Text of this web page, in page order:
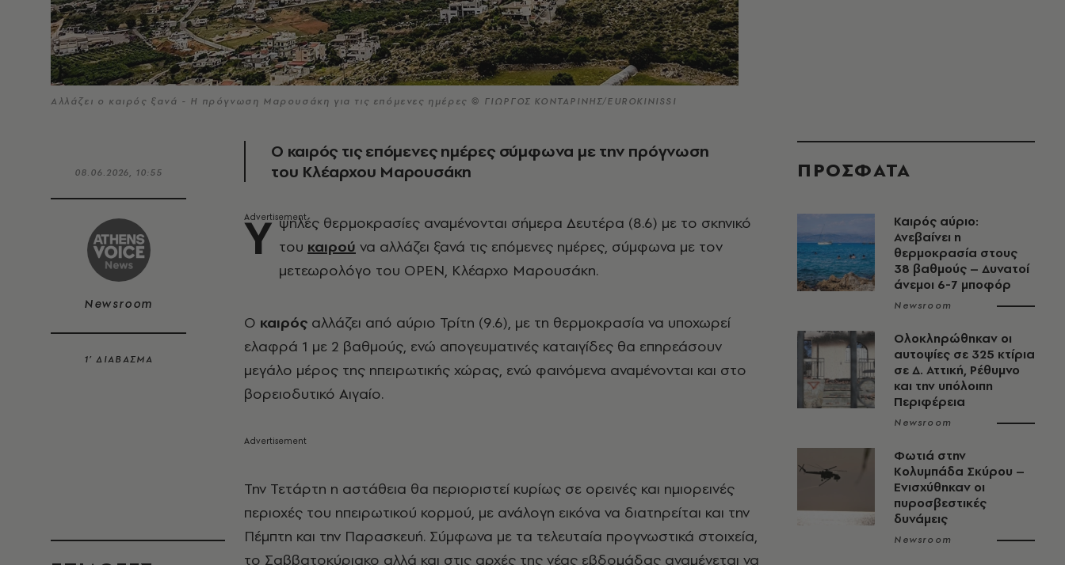
Αλλάζει ο καιρός ξανά - Η πρόγνωση Μαρουσάκη για τις επόμενες ημέρες © ΓΙΩΡΓΟΣ ΚΟΝΤΑΡΙΝΗΣ/EUROKINISSI
08.06.2026, 10:55
Newsroom
1’ ΔΙΑΒΑΣΜΑ
Ο καιρός τις επόμενες ημέρες σύμφωνα με την πρόγνωση
του Κλέαρχου Μαρουσάκη
Υ ψηλές θερμοκρασίες αναμένονται σήμερα Δευτέρα (8.6) με το σκηνικό
του καιρού να αλλάζει ξανά τις επόμενες ημέρες, σύμφωνα με τον
μετεωρολόγο του OPEN, Κλέαρχο Μαρουσάκη.
Ο καιρός αλλάζει από αύριο Τρίτη (9.6), με τη θερμοκρασία να υποχωρεί
ελαφρά 1 με 2 βαθμούς, ενώ απογευματινές καταιγίδες θα επηρεάσουν
μεγάλο μέρος της ηπειρωτικής χώρας, ενώ φαινόμενα αναμένονται και στο
βορειοδυτικό Αιγαίο.
Την Τετάρτη η αστάθεια θα περιοριστεί κυρίως σε ορεινές και ημιορεινές
περιοχές του ηπειρωτικού κορμού, με ανάλογη εικόνα να διατηρείται και την
Πέμπτη και την Παρασκευή. Σύμφωνα με τα τελευταία προγνωστικά στοιχεία,
το Σαββατοκύριακο αλλά και στις αρχές της νέας εβδομάδας αναμένεται να
ΠΡΟΣΦΑΤΑ
Καιρός αύριο:
Ανεβαίνει η
θερμοκρασία στους
38 βαθμούς – Δυνατοί
άνεμοι 6-7 μποφόρ
Newsroom
Ολοκληρώθηκαν οι
αυτοψίες σε 325 κτίρια
σε Δ. Αττική, Ρέθυμνο
και την υπόλοιπη
Περιφέρεια
Newsroom
Φωτιά στην
Κολυμπάδα Σκύρου –
Ενισχύθηκαν οι
πυροσβεστικές
δυνάμεις
Newsroom